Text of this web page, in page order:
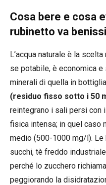
Cosa bere e cosa
rubinetto va
L’acqua naturale è la
se potabile, è economica
minerali di quella in
(residuo fisso sotto i 50
reintegrano i sali persi con
fisica intensa; in quel caso
medio (500-1000 mg/l). Le
succhi, tè freddo
perché lo zucchero
peggiorando la